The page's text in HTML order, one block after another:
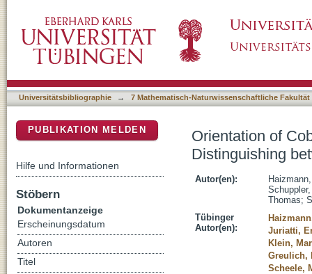
Crystals and Small Flakes
Universitätsbibliographie → 7 Mathematisch-Naturwissenschaftliche Fakultät
Orientation of
Distinguishing
Autor(en):
Thomas;
Tübinger
Autor(en):
Juriatti,
Klein,
Greulich,
Scheele,
PUBLIKATION MELDEN
Hilfe und Informationen
Stöbern
Dokumentanzeige
Erscheinungsdatum
Autoren
Titel